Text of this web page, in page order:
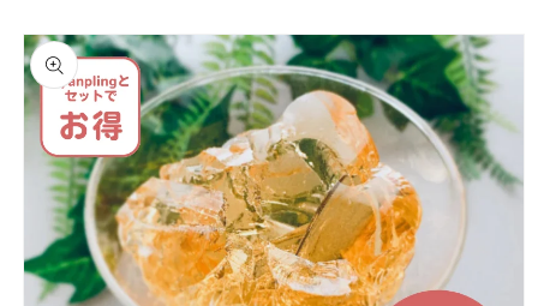
商品情
報にス
キップ